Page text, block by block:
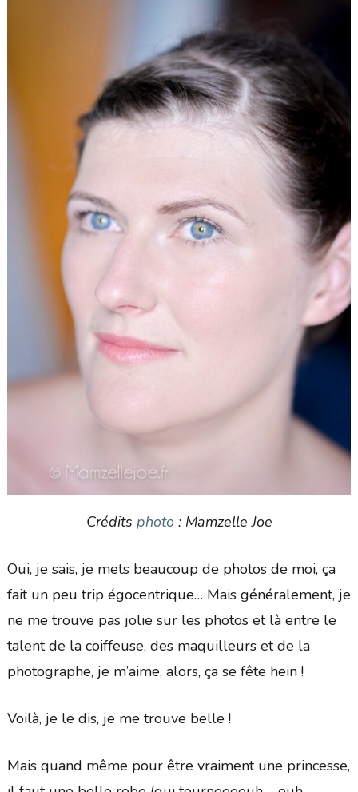
Crédits photo: Mamzelle Joe
Oui, je sais, je mets beaucoup de photos de moi, ça
fait un peu trip égocentrique… Mais généralement, je
ne me trouve pas jolie sur les photos et là entre le
talent de la coiffeuse, des maquilleurs et de la
photographe, je m’aime, alors, ça se fête hein !
Voilà, je le dis, je me trouve belle !
Mais quand même pour être vraiment une princesse,